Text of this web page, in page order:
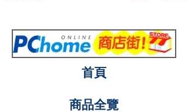
首頁
商品全覽